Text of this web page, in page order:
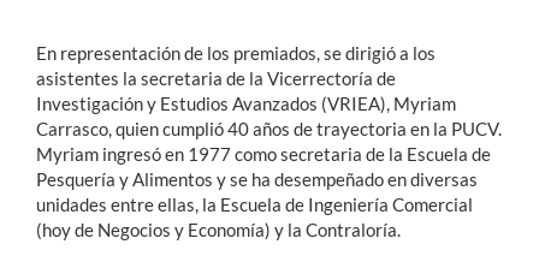
En representación de los premiados, se dirigió a los
asistentes la secretaria de la Vicerrectoría de
Investigación y Estudios Avanzados (VRIEA), Myriam
Carrasco, quien cumplió 40 años de trayectoria en la PUCV.
Myriam ingresó en 1977 como secretaria de la Escuela de
Pesquería y Alimentos y se ha desempeñado en diversas
unidades entre ellas, la Escuela de Ingeniería Comercial
(hoy de Negocios y Economía) y la Contraloría.